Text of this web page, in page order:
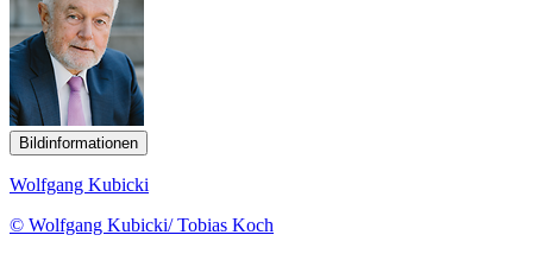
Bildinformationen
Wolfgang Kubicki
© Wolfgang Kubicki/ Tobias Koch